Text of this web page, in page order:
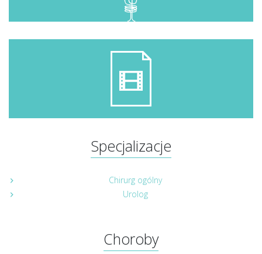
Specjalizacje
Chirurg ogólny
Urolog
Choroby